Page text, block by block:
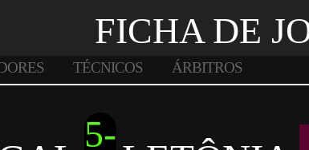
FICHA DE
TÉCNICOS ÁRBITROS
5-